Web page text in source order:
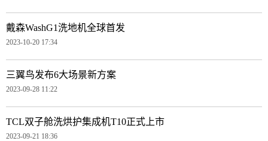
戴森WashG1洗地机全球首发
2023-10-20 17:34
三翼鸟发布6大场景新方案
2023-09-28 11:22
TCL双子舱洗烘护集成机T10正式上市
2023-09-21 18:36